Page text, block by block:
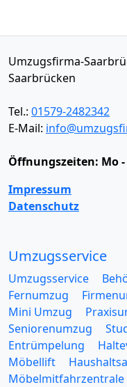
Umzugsfirma-
Saarbrücken
Tel.: 01579-2482342
E-Mail:
Öffnungszeiten: Mo
Impressum
Datenschutz
Umzugsservice
Umzugsservice
Fernumzug
Mini Umzug
Seniorenumzug
Entrümpelung
Möbellift
Möbelmitfahrzentrale